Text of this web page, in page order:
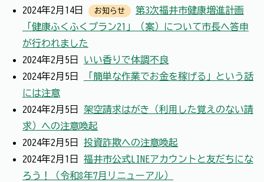
2024年2月14日
お知らせ
第3次福井市健康増進計画
「健康ふくふくプラン21」（案）について市長へ答申
が行われました
2024年2月5日
いい香りで体調不良
2024年2月5日
「簡単な作業でお金を稼げる」という話
には注意
2024年2月5日
架空請求はがき（利用した覚えのない請
求）への注意喚起
2024年2月5日
投資詐欺への注意喚起
2024年2月1日
福井市公式LINEアカウントと友だちにな
ろう！（令和8年7月リニューアル）